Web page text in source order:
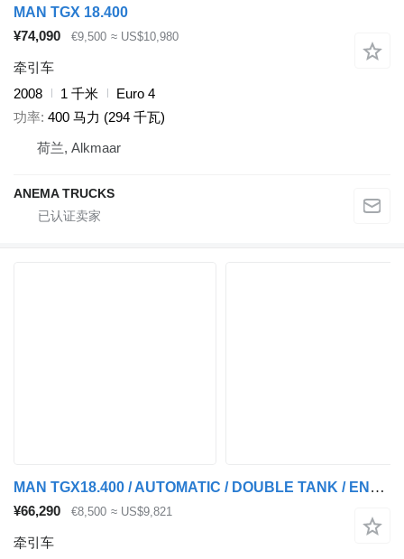
MAN TGX 18.400
¥74,090
€9,500 ≈ US$10,980
牵引车
2008
1 千米
Euro 4
功率 400 马力 (294 千瓦)
荷兰, Alkmaar
ANEMA TRUCKS
MAN TGX18.400 / AUTOMATIC / DOUBLE TANK / ENGINE PROBLEMS / EURO-6 /
¥66,290 €8,500 ≈ US$9,821
牵引车